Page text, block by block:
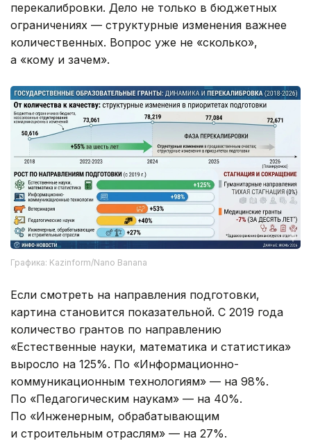
перекалибровки. Дело не только в бюджетных
ограничениях — структурные изменения важнее
количественных. Вопрос уже не «сколько»,
а «кому и зачем».
Графика: Kazinform/Nano Banana
Если смотреть на направления подготовки,
картина становится показательной. С 2019 года
количество грантов по направлению
«Естественные науки, математика и статистика»
выросло на 125%. По «Информационно-
коммуникационным технологиям» — на 98%.
По «Педагогическим наукам» — на 40%.
По «Инженерным, обрабатывающим
и строительным отраслям» — на 27%.